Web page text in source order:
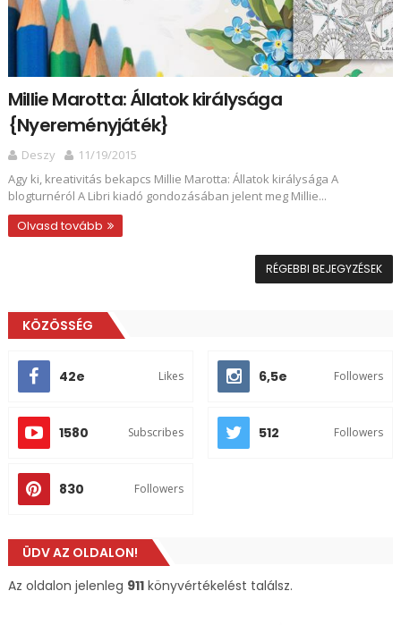
Millie Marotta: Állatok királysága
{Nyereményjáték}
Deszy
11/19/2015
Agy ki, kreativitás bekapcs Millie Marotta: Állatok királysága A
blogturnéról A Libri kiadó gondozásában jelent meg Millie...
Olvasd tovább
RÉGEBBI BEJEGYZÉSEK
KÖZÖSSÉG
42e Likes 6,5e Followers
1580 Subscribes 512 Followers
830 Followers
ÜDV AZ OLDALON!
Az oldalon jelenleg 911könyvértékelést találsz.